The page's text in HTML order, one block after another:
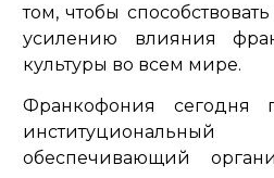
том, чтобы
усилению влияния
культуры во всем мире.
Франкофония сегодня
обеспечивающий